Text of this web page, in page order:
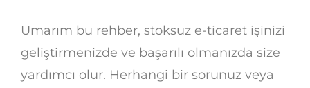
Umarım bu rehber, stoksuz e-ticaret işinizi
geliştirmenizde ve başarılı olmanızda size
yardımcı olur. Herhangi bir sorunuz veya